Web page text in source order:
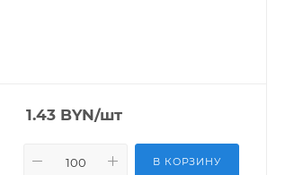
1.43 BYN/шт
В КОРЗИНУ